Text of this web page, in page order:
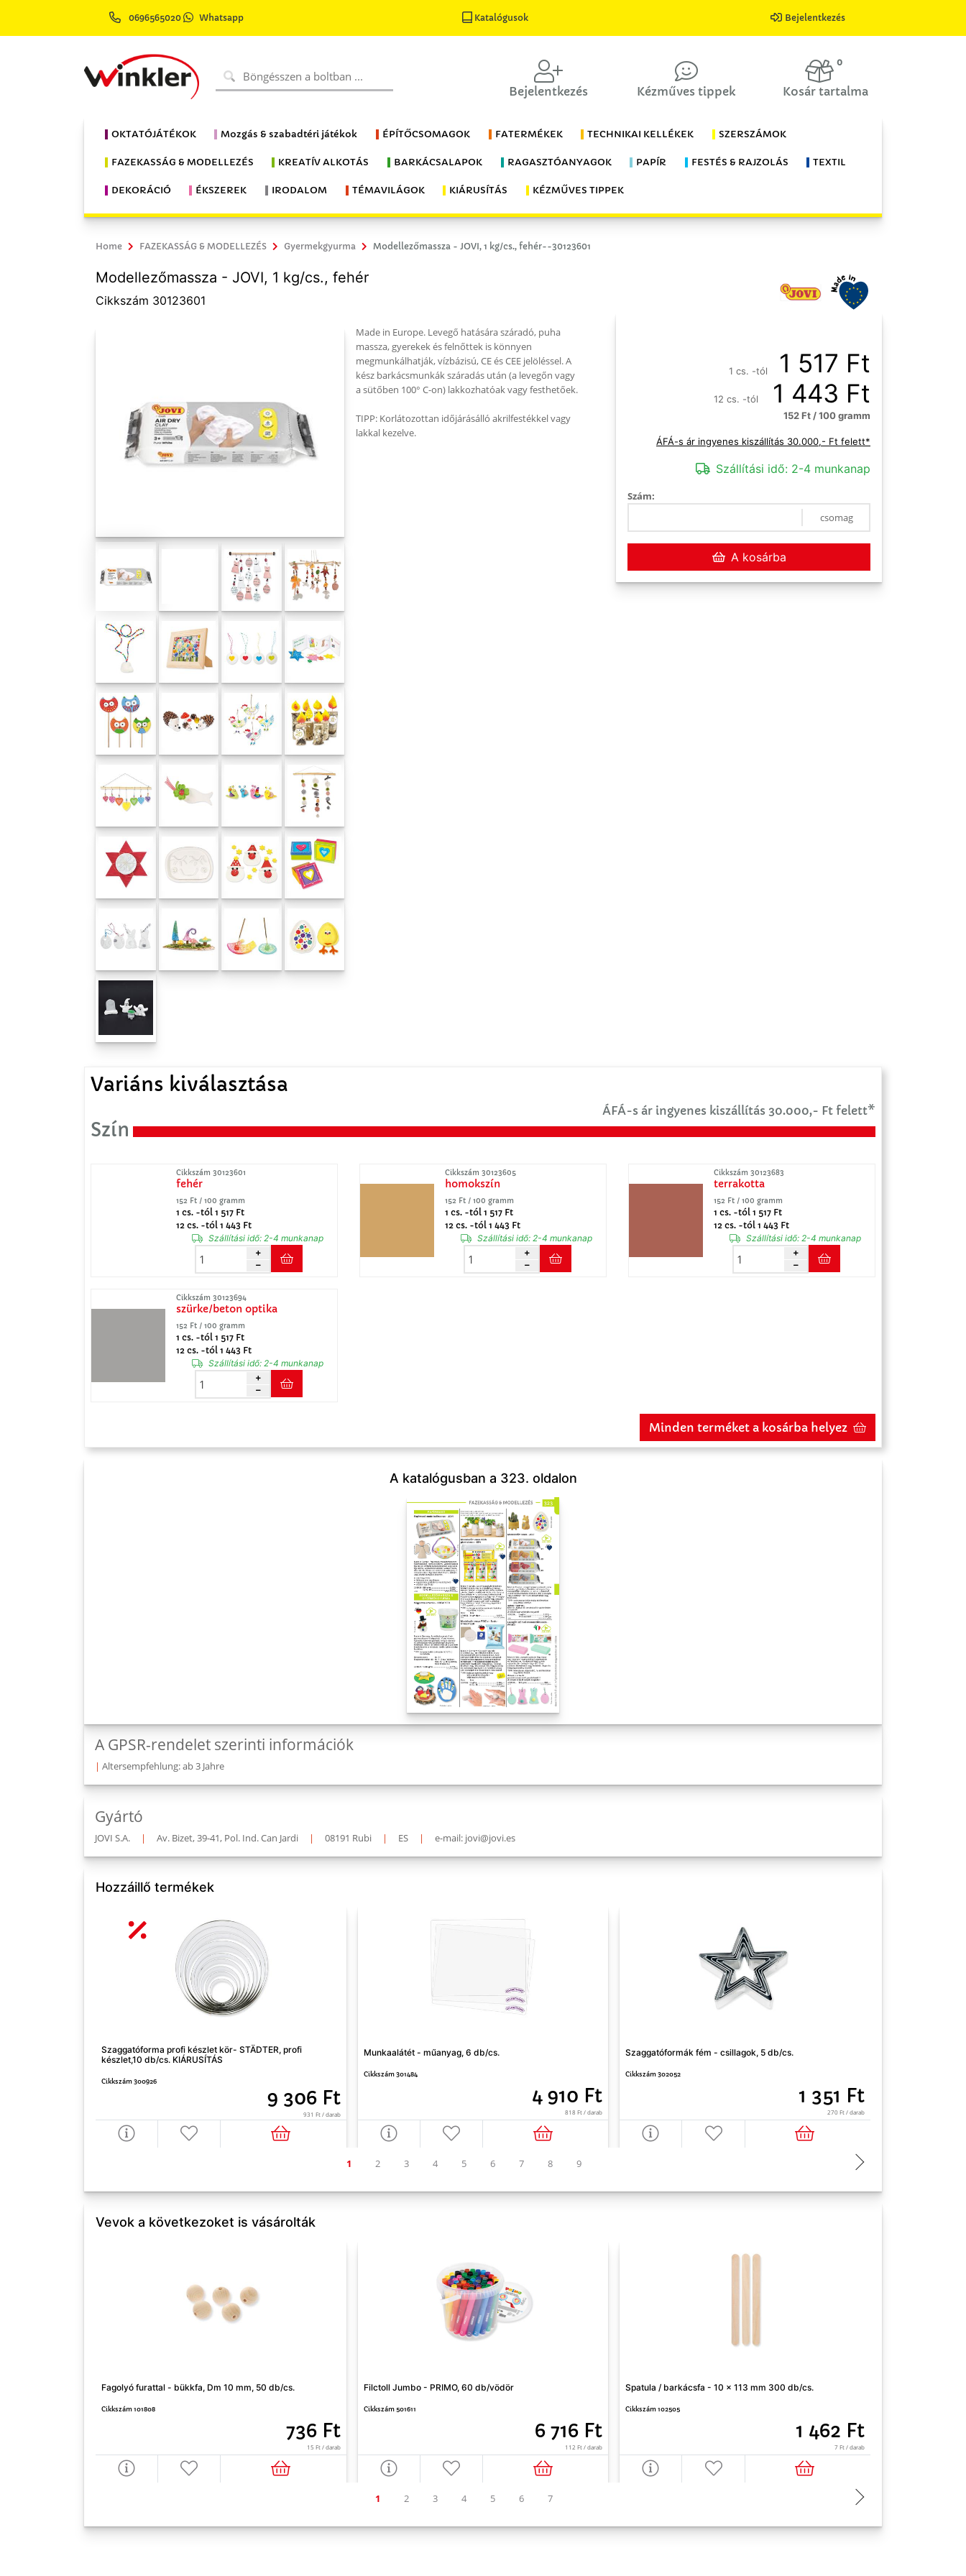
0696565020 Whatsapp Katalógusok Bejelentkezés
Bejelentkezés Kézműves tippek
0
Kosár tartalma
OKTATÓJÁTÉKOK Mozgás & szabadtéri játékok ÉPÍTŐCSOMAGOK FATERMÉKEK TECHNIKAI KELLÉKEK SZERSZÁMOK
FAZEKASSÁG & MODELLEZÉS KREATÍV ALKOTÁS BARKÁCSALAPOK RAGASZTÓANYAGOK PAPÍR FESTÉS & RAJZOLÁS TEXTIL
DEKORÁCIÓ ÉKSZEREK IRODALOM TÉMAVILÁGOK KIÁRUSÍTÁS KÉZMŰVES TIPPEK
Home FAZEKASSÁG & MODELLEZÉS Gyermekgyurma Modellezőmassza - JOVI, 1 kg/cs., fehér--30123601
Modellezőmassza - JOVI, 1 kg/cs., fehér
Cikkszám 30123601
Made in Europe. Levegő hatására száradó, puha
massza, gyerekek és felnőttek is könnyen
megmunkálhatják, vízbázisú, CE és CEE jelöléssel. A
kész barkácsmunkák száradás után (a levegőn vagy
a sütőben 100° C-on) lakkozhatóak vagy festhetőek.
TIPP: Korlátozottan időjárásálló akrilfestékkel vagy
lakkal kezelve.
1 cs. -tól 1 517 Ft
12 cs. -tól 1 443 Ft
152 Ft / 100 gramm
ÁFÁ-s ár ingyenes kiszállítás 30.000,- Ft felett*
Szállítási idő: 2-4 munkanap
Szám:
csomag
A kosárba
Variáns kiválasztása
ÁFÁ-s ár ingyenes kiszállítás 30.000,- Ft felett*
Szín
Cikkszám 30123601
fehér
152 Ft / 100 gramm
1 cs. -tól 1 517 Ft
12 cs. -tól 1 443 Ft
Szállítási idő: 2-4 munkanap
Cikkszám 30123605
homokszín
152 Ft / 100 gramm
1 cs. -tól 1 517 Ft
12 cs. -tól 1 443 Ft
Szállítási idő: 2-4 munkanap
Cikkszám 30123683
terrakotta
152 Ft / 100 gramm
1 cs. -tól 1 517 Ft
12 cs. -tól 1 443 Ft
Szállítási idő: 2-4 munkanap
Cikkszám 30123694
szürke/beton optika
152 Ft / 100 gramm
1 cs. -tól 1 517 Ft
12 cs. -tól 1 443 Ft
Szállítási idő: 2-4 munkanap
Minden terméket a kosárba helyez
A katalógusban a 323. oldalon
A GPSR-rendelet szerinti információk
| Altersempfehlung: ab 3 Jahre
Gyártó
JOVI S.A. | Av. Bizet, 39-41, Pol. Ind. Can Jardi | 08191 Rubi | ES | e-mail: jovi@jovi.es
Hozzáillő termékek
Szaggatóforma profi készlet kör- STÄDTER, profi
készlet,10 db/cs. KIÁRUSÍTÁS
Cikkszám 300926
9 306 Ft
931 Ft / darab
Munkaalátét - műanyag, 6 db/cs.
Cikkszám 301484
4 910 Ft
818 Ft / darab
Szaggatóformák fém - csillagok, 5 db/cs.
Cikkszám 302052
1 351 Ft
270 Ft / darab
Vevok a következoket is vásárolták
Fagolyó furattal - bükkfa, Dm 10 mm, 50 db/cs.
Cikkszám 101808
736 Ft
15 Ft / darab
Filctoll Jumbo - PRIMO, 60 db/vödör
Cikkszám 501611
6 716 Ft
112 Ft / darab
Spatula / barkácsfa - 10 x 113 mm 300 db/cs.
Cikkszám 102505
1 462 Ft
7 Ft / darab